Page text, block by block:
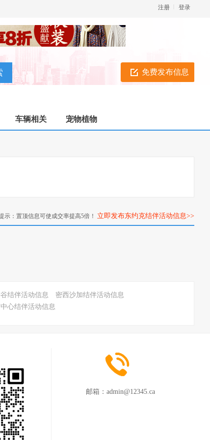
登录
注册
免费发布信息
车辆相关 宠物植物
示：置顶信息可使成交率提高5倍！ 立即发布东约克结伴活动信息>>
结伴活动信息
密西沙加结伴活动信息
心结伴活动信息
邮箱： admin@12345.ca